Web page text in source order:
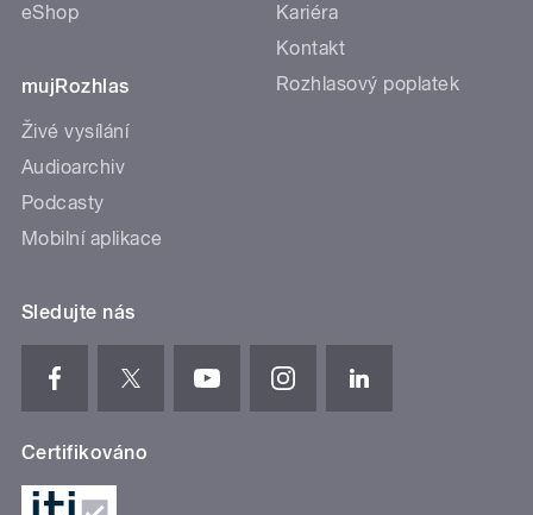
eShop
mujRozhlas
Živé vysílání
Audioarchiv
Podcasty
Mobilní aplikace
Kariéra
Kontakt
Rozhlasový poplatek
Sledujte nás
Certifikováno